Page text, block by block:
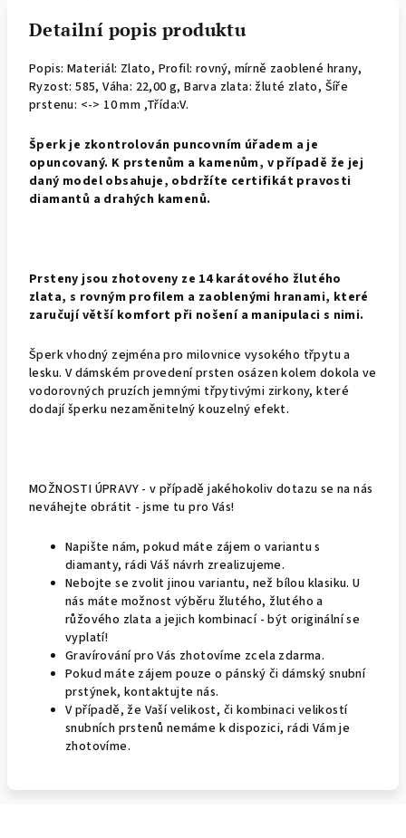
Detailní popis produktu
Popis: Materiál: Zlato, Profil: rovný, mírně zaoblené hrany,
Ryzost: 585, Váha: 22,00 g, Barva zlata: žluté zlato, Šíře
prstenu: <-> 10 mm ,Třída:V.
Šperk je zkontrolován puncovním úřadem a je
opuncovaný. K prstenům a kamenům, v případě že jej
daný model obsahuje, obdržíte certifikát pravosti
diamantů a drahých kamenů.
Prsteny jsou zhotoveny ze 14 karátového žlutého
zlata, s rovným profilem a zaoblenými hranami, které
zaručují větší komfort při nošení a manipulaci s nimi.
Šperk vhodný zejména pro milovnice vysokého třpytu a
lesku. V dámském provedení prsten osázen kolem dokola ve
vodorovných pruzích jemnými třpytivými zirkony, které
dodají šperku nezaměnitelný kouzelný efekt.
MOŽNOSTI ÚPRAVY - v případě jakéhokoliv dotazu se na nás
neváhejte obrátit - jsme tu pro Vás!
Napište nám, pokud máte zájem o variantu s
diamanty, rádi Váš návrh zrealizujeme.
Nebojte se zvolit jinou variantu, než bílou klasiku. U
nás máte možnost výběru žlutého, žlutého a
růžového zlata a jejich kombinací - být originální se
vyplatí!
Gravírování pro Vás zhotovíme zcela zdarma.
Pokud máte zájem pouze o pánský či dámský snubní
prstýnek, kontaktujte nás.
V případě, že Vaší velikost, či kombinaci velikostí
snubních prstenů nemáme k dispozici, rádi Vám je
zhotovíme.